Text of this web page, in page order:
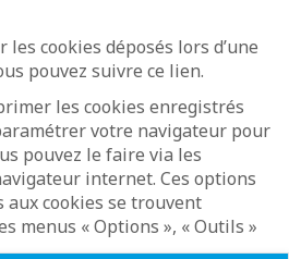
cookies déposés lors d’une
pouvez suivre ce lien.
les cookies enregistrés
votre navigateur pour
pouvez le faire via les
internet. Ces options
cookies se trouvent
menus « Options », « Outils »